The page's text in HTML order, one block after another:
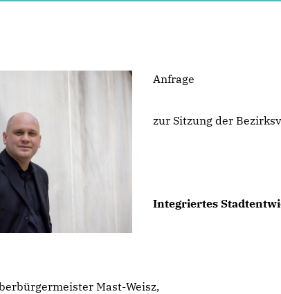
Anfrage
zur Sitzung der
Integriertes
Mast-Weisz,